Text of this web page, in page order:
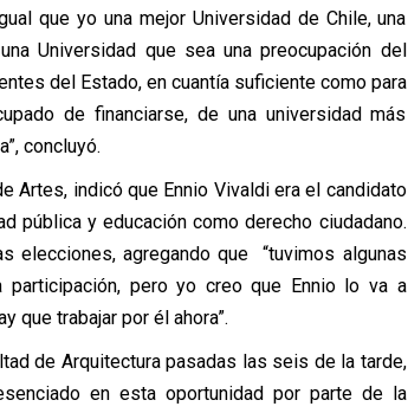
que yo una mejor Universidad de Chile, una
Universidad que sea una preocupación del
del Estado, en cuantía suficiente como para
de financiarse, de una universidad más
concluyó.
Artes, indicó que Ennio Vivaldi era el candidato
pública y educación como derecho ciudadano.
elecciones, agregando que “tuvimos algunas
pero yo creo que Ennio lo va a
que trabajar por él ahora”.
de Arquitectura pasadas las seis de la tarde,
en esta oportunidad por parte de la